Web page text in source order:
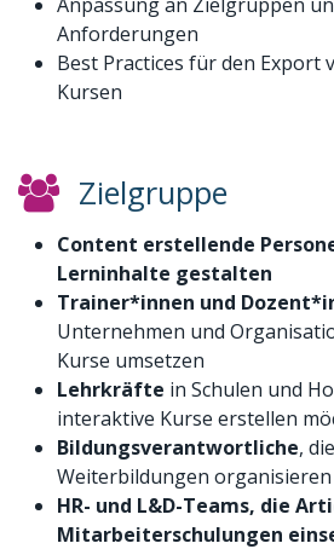
Anforderungen
Best Practices für den Export
Kursen
Zielgruppe
Content erstellende
Lerninhalte gestalten
Trainer*innen und
Unternehmen und
Kurse umsetzen
Lehrkräfte in Schulen und
interaktive Kurse erstellen
Bildungsverantwortliche,
Weiterbildungen organisieren
HR- und L&D-Teams, die
Mitarbeiterschulungen